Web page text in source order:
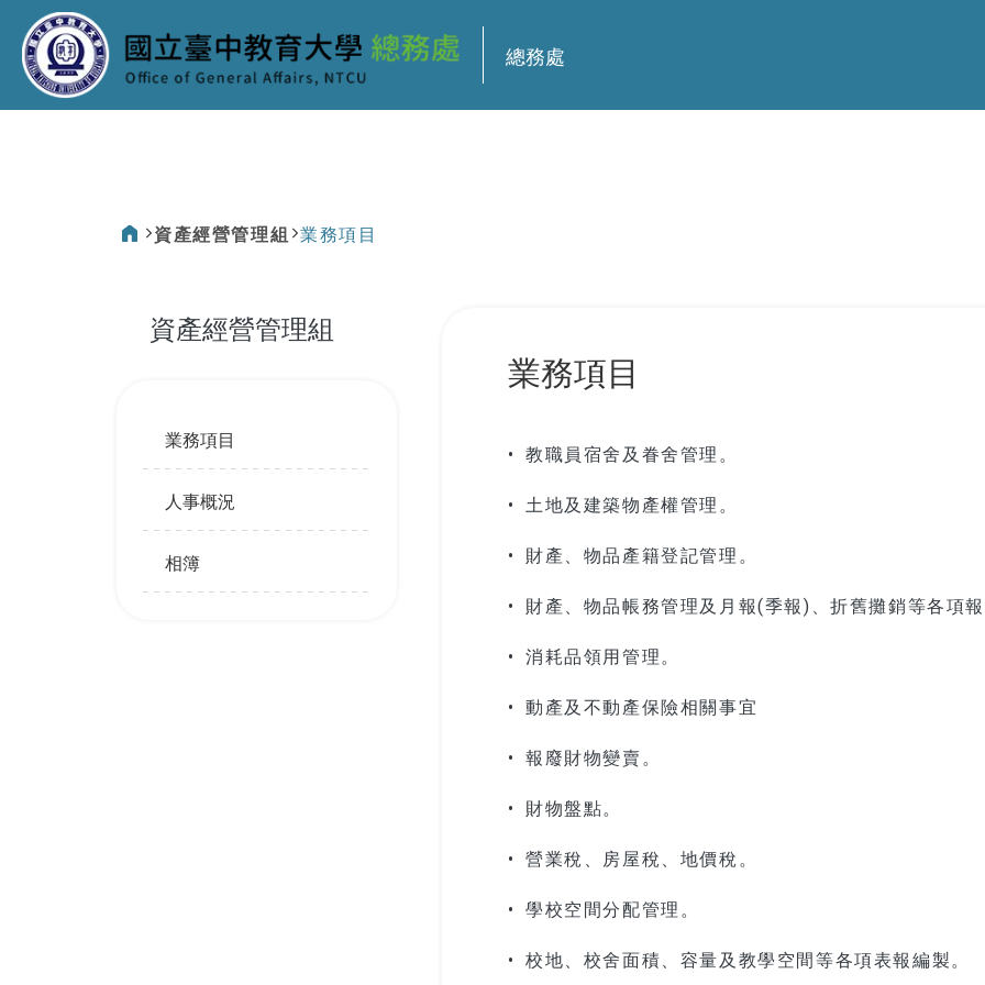
總務處
資產經營管理組 業務項目
資產經營管理組
業務項目
人事概況
相簿
業務項目
• 教職員宿舍及眷舍管理。
• 土地及建築物產權管理。
• 財產、物品產籍登記管理。
• 財產、物品帳務管理及月報(季報)、折舊攤銷等各項
• 消耗品領用管理。
• 動產及不動產保險相關事宜
• 報廢財物變賣。
• 財物盤點。
• 營業稅、房屋稅、地價稅。
• 學校空間分配管理。
• 校地、校舍面積、容量及教學空間等各項表報編製。